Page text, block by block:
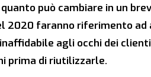
può cambiare in un
2020 faranno riferimento
inaffidabile agli occhi dei
prima di riutilizzarle.